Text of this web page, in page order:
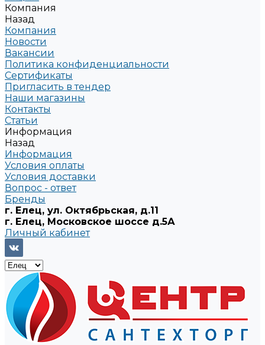
Компания
Назад
Компания
Новости
Вакансии
Политика конфиденциальности
Сертификаты
Пригласить в тендер
Наши магазины
Контакты
Статьи
Информация
Назад
Информация
Условия оплаты
Условия доставки
Вопрос - ответ
Бренды
г. Елец, ул. Октябрьская, д.11
г. Елец, Московское шоссе д.5А
Личный кабинет